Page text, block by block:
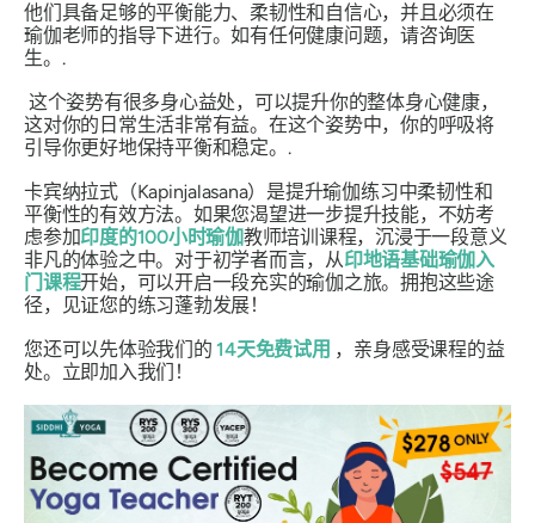
他们具备足够的平衡能力、柔韧性和自信心，并且必须在
瑜伽老师的指导下进行。如有任何健康问题，请咨询医
生。.
这个姿势有很多身心益处，可以提升你的整体身心健康，
这对你的日常生活非常有益。在这个姿势中，你的呼吸将
引导你更好地保持平衡和稳定。.
卡宾纳拉式（Kapinjalasana）是提升瑜伽练习中柔韧性和
平衡性的有效方法。如果您渴望进一步提升技能，不妨考
虑参加印度的100小时瑜伽教师培训课程，沉浸于一段意义
非凡的体验之中。对于初学者而言，从印地语基础瑜伽入
门课程开始，可以开启一段充实的瑜伽之旅。拥抱这些途
径，见证您的练习蓬勃发展！
您还可以先体验我们的14天免费试用 ，亲身感受课程的益
处。立即加入我们！